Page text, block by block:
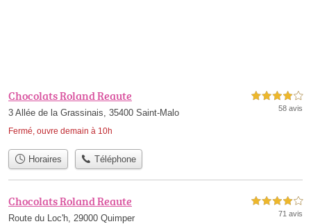
Chocolats Roland Reaute
3 Allée de la Grassinais, 35400 Saint-Malo
Fermé, ouvre demain à 10h
4,0 étoiles sur 5
58 avis
Horaires Téléphone
Chocolats Roland Reaute
Route du Loc'h, 29000 Quimper
4,0 étoiles sur 5
71 avis